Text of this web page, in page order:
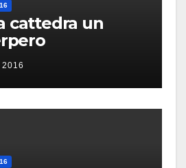
cattedra un
2016